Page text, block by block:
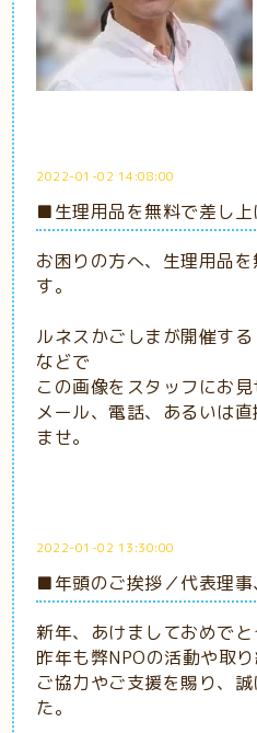
2022-01-02 14:08:00
■生理用品を無料で差し上
お困りの方へ、生理用品
す。
ルネスかごしまが開催する
などで
この画像をスタッフにお見
メール、電話、あるいは
ませ。
2022-01-02 13:30:00
■年頭のご挨拶／代表理事
新年、あけましておめでと
昨年も弊NPOの活動や取
ご協力やご支援を賜り、
た。